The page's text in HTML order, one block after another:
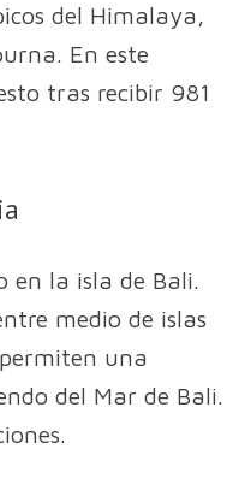
del Himalaya,
En este
tras recibir 981
en la isla de Bali.
medio de islas
una
del Mar de Bali.